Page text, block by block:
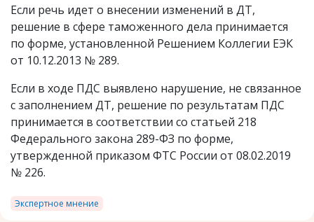
Если речь идет о внесении изменений в ДТ,
решение в сфере таможенного дела принимается
по форме, установленной Решением Коллегии ЕЭК
от 10.12.2013 № 289.
Если в ходе ПДС выявлено нарушение, не связанное
с заполнением ДТ, решение по результатам ПДС
принимается в соответствии со статьей 218
Федерального закона 289-ФЗ по форме,
утвержденной приказом ФТС России от 08.02.2019
№ 226.
Экспертное мнение